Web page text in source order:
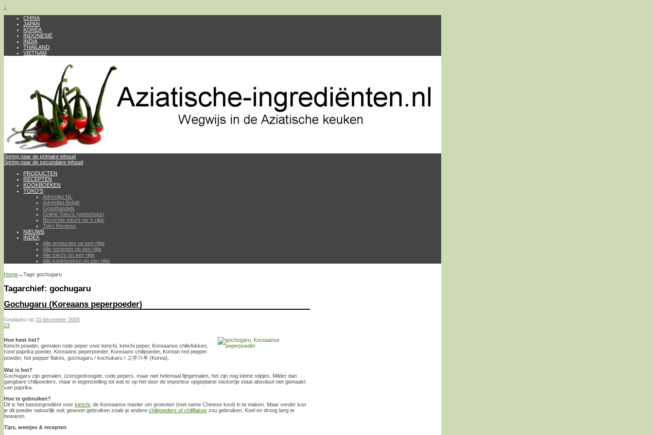
↓
CHINA
JAPAN
KOREA
INDONESIË
INDIA
THAILAND
VIETNAM
Spring naar de primaire inhoud
Spring naar de secundaire inhoud
PRODUCTEN
RECEPTEN
KOOKBOEKEN
TOKO’S
Adreslijst NL
Adreslijst België
Groothandels
Online Toko’s (webshops)
Bezochte toko’s op ’n rijtje
Toko Reviews
NIEUWS
INDEX
Alle producten op een rijtje
Alle recepten op een rijtje
Alle toko’s op een rijtje
Alle kookboeken op een rijtje
Home→Tags gochugaru
Tagarchief: gochugaru
Gochugaru (Koreaans peperpoeder)
Geplaatst op 10 december 2008
23
Hoe heet het?
Kimchi powder, gemalen rode peper voor kimchi, kimchi peper, Koreaanse chilivlokken,
rood paprika poeder, Koreaans peperpoeder, Koreaans chilipoeder, Korean red pepper
powder, hot pepper flakes, gochugaru / kochukaru / 고추가루 (Korea).
Wat is het?
Gochugaru zijn gemalen, (zon)gedroogde, rode pepers, maar niet helemaal fijngemalen, het zijn nog kleine stipjes. Milder dan
gangbare chilipoeders, maar in tegenstelling tot wat er op het door de importeur opgeplakte stickertje staat absoluut niet gemaakt
van paprika.
Hoe te gebruiken?
Dit is het basisingrediënt voor kimchi , de Koreaanse manier om groenten (met name Chinese kool) in te maken. Maar verder kun
je dit poeder natuurlijk ook gewoon gebruiken zoals je andere chilipoeders of chiliflakes zou gebruiken. Koel en droog lang te
bewaren.
Tips, weetjes & recepten